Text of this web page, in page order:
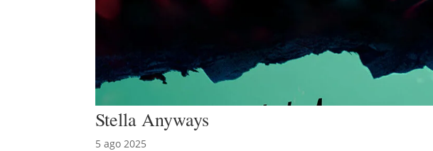
Stella Anyways
5 ago 2025